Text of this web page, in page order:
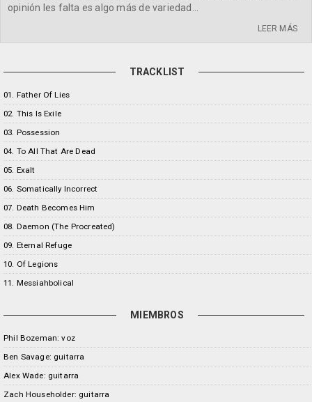
opinión les falta es algo más de variedad...
LEER MÁS
TRACKLIST
01. Father Of Lies
02. This Is Exile
03. Possession
04. To All That Are Dead
05. Exalt
06. Somatically Incorrect
07. Death Becomes Him
08. Daemon (The Procreated)
09. Eternal Refuge
10. Of Legions
11. Messiahbolical
MIEMBROS
Phil Bozeman: voz
Ben Savage: guitarra
Alex Wade: guitarra
Zach Householder: guitarra